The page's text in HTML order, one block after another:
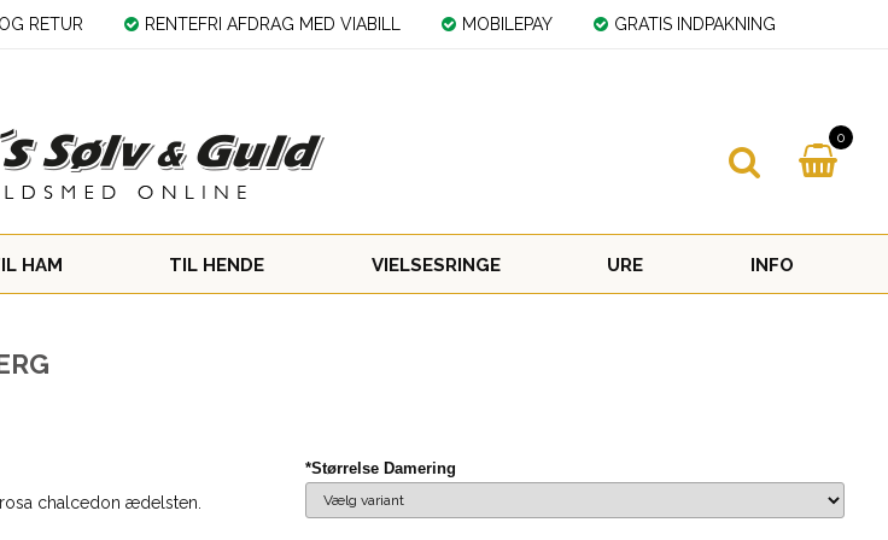
RETUR RENTEFRI AFDRAG MED VIABILL MOBILEPAY GRATIS INDPAKNING
0
HAM TIL HENDE VIELSESRINGE URE INFO
*Størrelse Damering
chalcedon ædelsten.